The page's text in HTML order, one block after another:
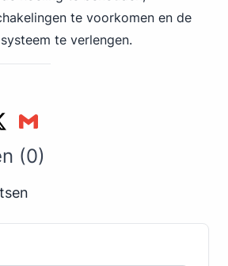
te voorkomen en de
te verlengen.
(0)